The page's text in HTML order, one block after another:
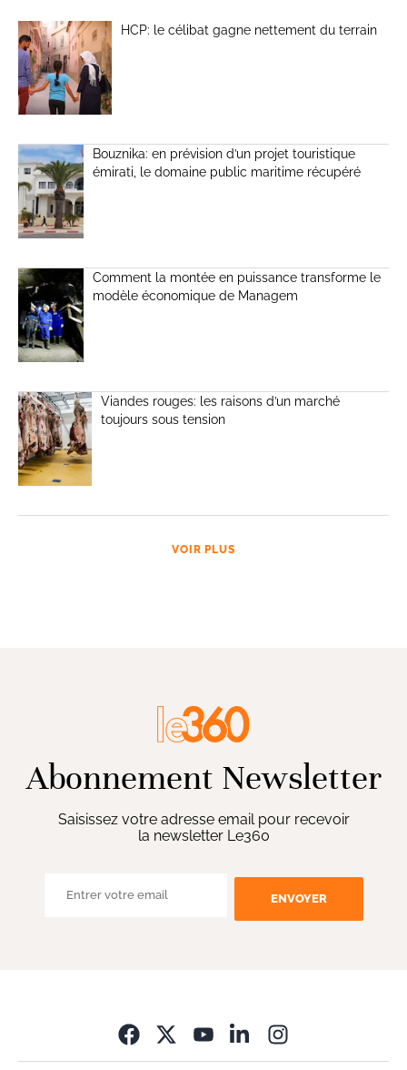
HCP: le célibat gagne nettement du terrain
Bouznika: en prévision d’un projet touristique
émirati, le domaine public maritime récupéré
Comment la montée en puissance transforme le
modèle économique de Managem
Viandes rouges: les raisons d’un marché
toujours sous tension
VOIR PLUS
Abonnement Newsletter
Saisissez votre adresse email pour recevoir
la newsletter Le360
ENVOYER